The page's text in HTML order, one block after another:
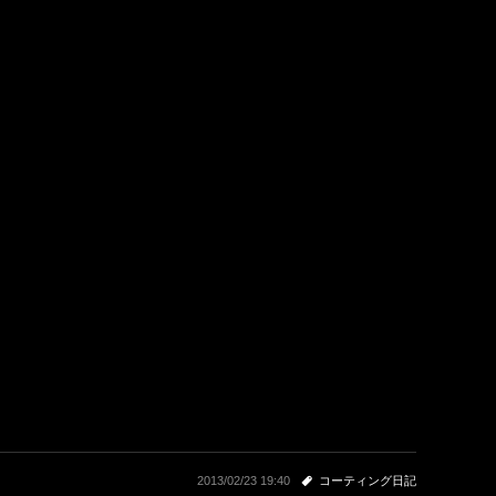
2013/02/23 19:40 コーティング日記